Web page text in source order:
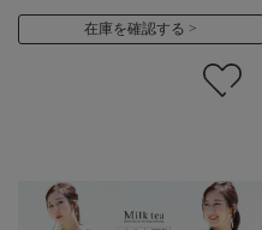
在庫を確認する